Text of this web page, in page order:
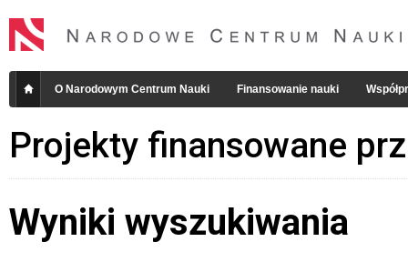
O Narodowym Centrum Nauki Finansowanie nauki
Projekty finansowane
Wyniki wyszukiwania